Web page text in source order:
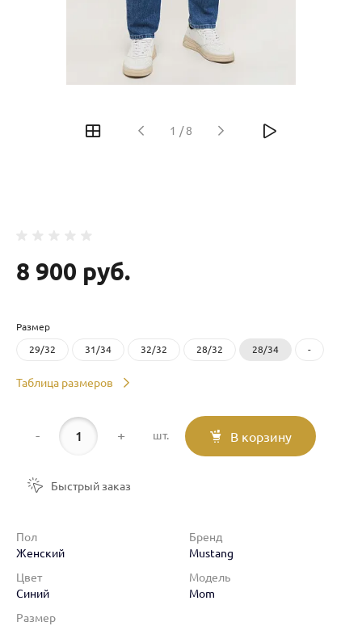
1 / 8
8 900 руб.
Размер
29/32 31/34 32/32 28/32 28/34 -
Таблица размеров
- + шт. В корзину
Быстрый заказ
Пол
Женский
Бренд
Mustang
Цвет
Синий
Модель
Mom
Размер